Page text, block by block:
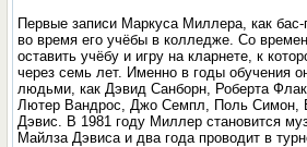
Первые записи Маркуса Миллера, как бас-
во время его учёбы в колледже. Со
оставить учёбу и игру на кларнете, к
через семь лет. Именно в годы обучения
людьми, как Дэвид Санборн, Роберта
Лютер Вандрос, Джо Семпл, Поль Симон,
Дэвис. В 1981 году Миллер становится
Майлза Дэвиса и два года проводит в